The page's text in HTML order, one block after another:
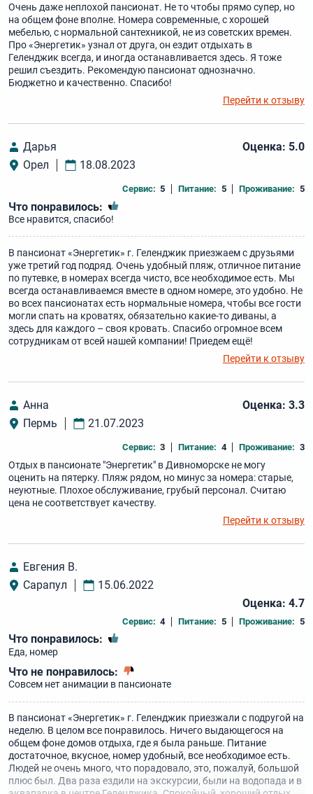
Очень даже неплохой пансионат. Не то чтобы прямо супер, но
на общем фоне вполне. Номера современные, с хорошей
мебелью, с нормальной сантехникой, не из советских времен.
Про «Энергетик» узнал от друга, он ездит отдыхать в
Геленджик всегда, и иногда останавливается здесь. Я тоже
решил съездить. Рекомендую пансионат однозначно.
Бюджетно и качественно. Спасибо!
Перейти к отзыву
Дарья
Орел
18.08.2023
Оценка: 5.0
Сервис: 5 Питание: 5 Проживание: 5
Что понравилось:
Все нравится, спасибо!
В пансионат «Энергетик» г. Геленджик приезжаем с друзьями
уже третий год подряд. Очень удобный пляж, отличное питание
по путевке, в номерах всегда чисто, все необходимое есть. Мы
всегда останавливаемся вместе в одном номере, это удобно. Не
во всех пансионатах есть нормальные номера, чтобы все гости
могли спать на кроватях, обязательно какие-то диваны, а
здесь для каждого – своя кровать. Спасибо огромное всем
сотрудникам от всей нашей компании! Приедем ещё!
Перейти к отзыву
Анна
Пермь
21.07.2023
Оценка: 3.3
Сервис: 3 Питание: 4 Проживание: 3
Отдых в пансионате "Энергетик" в Дивноморске не могу
оценить на пятерку. Пляж рядом, но минус за номера: старые,
неуютные. Плохое обслуживание, грубый персонал. Считаю
цена не соответствует качеству.
Перейти к отзыву
Евгения В.
Сарапул
15.06.2022
Оценка: 4.7
Сервис: 4 Питание: 5 Проживание: 5
Что понравилось:
Еда, номер
Что не понравилось:
Совсем нет анимации в пансионате
В пансионат «Энергетик» г. Геленджик приезжали с подругой на
неделю. В целом все понравилось. Ничего выдающегося на
общем фоне домов отдыха, где я была раньше. Питание
достаточное, вкусное, номер удобный, все необходимое есть.
Людей не очень много, что порадовало, это, пожалуй, большой
плюс был. Два раза ездили на экскурсии, были на водопада и в